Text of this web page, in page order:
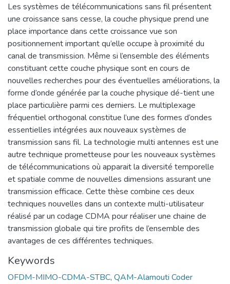
Les systèmes de télécommunications sans fil présentent
une croissance sans cesse, la couche physique prend une
place importance dans cette croissance vue son
positionnement important qu’elle occupe à proximité du
canal de transmission. Même si l’ensemble des éléments
constituant cette couche physique sont en cours de
nouvelles recherches pour des éventuelles améliorations, la
forme d’onde générée par la couche physique dé-tient une
place particulière parmi ces derniers. Le multiplexage
fréquentiel orthogonal constitue l’une des formes d’ondes
essentielles intégrées aux nouveaux systèmes de
transmission sans fil. La technologie multi antennes est une
autre technique prometteuse pour les nouveaux systèmes
de télécommunications où apparait la diversité temporelle
et spatiale comme de nouvelles dimensions assurant une
transmission efficace. Cette thèse combine ces deux
techniques nouvelles dans un contexte multi-utilisateur
réalisé par un codage CDMA pour réaliser une chaine de
transmission globale qui tire profits de l’ensemble des
avantages de ces différentes techniques.
Keywords
OFDM-MIMO-CDMA-STBC, QAM-Alamouti Coder